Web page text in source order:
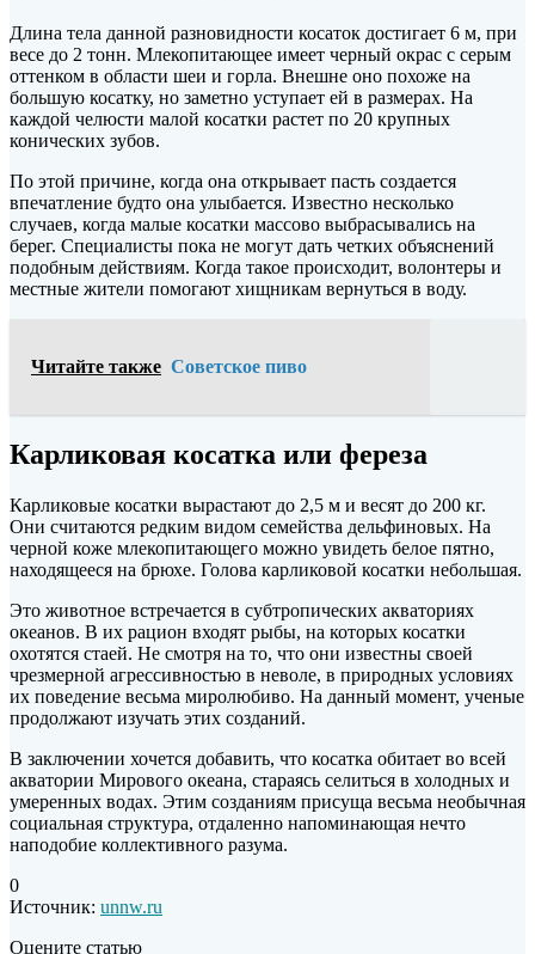
Длина тела данной разновидности косаток достигает 6 м, при
весе до 2 тонн. Млекопитающее имеет черный окрас с серым
оттенком в области шеи и горла. Внешне оно похоже на
большую косатку, но заметно уступает ей в размерах. На
каждой челюсти малой косатки растет по 20 крупных
конических зубов.
По этой причине, когда она открывает пасть создается
впечатление будто она улыбается. Известно несколько
случаев, когда малые косатки массово выбрасывались на
берег. Специалисты пока не могут дать четких объяснений
подобным действиям. Когда такое происходит, волонтеры и
местные жители помогают хищникам вернуться в воду.
Читайте также Советское пиво
Карликовая косатка или фереза
Карликовые косатки вырастают до 2,5 м и весят до 200 кг.
Они считаются редким видом семейства дельфиновых. На
черной коже млекопитающего можно увидеть белое пятно,
находящееся на брюхе. Голова карликовой косатки небольшая.
Это животное встречается в субтропических акваториях
океанов. В их рацион входят рыбы, на которых косатки
охотятся стаей. Не смотря на то, что они известны своей
чрезмерной агрессивностью в неволе, в природных условиях
их поведение весьма миролюбиво. На данный момент, ученые
продолжают изучать этих созданий.
В заключении хочется добавить, что косатка обитает во всей
акватории Мирового океана, стараясь селиться в холодных и
умеренных водах. Этим созданиям присуща весьма необычная
социальная структура, отдаленно напоминающая нечто
наподобие коллективного разума.
0
Источник: unnw.ru
Оцените статью